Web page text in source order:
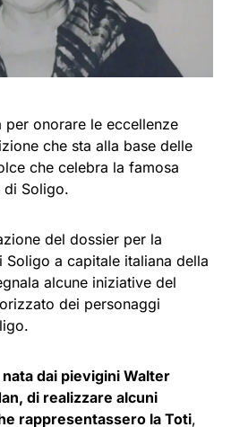
onorare le eccellenze
che sta alla base delle
che celebra la famosa
di Soligo.
del dossier per la
a capitale italiana della
alcune iniziative del
dei personaggi
nata dai pievigini Walter
di realizzare alcuni
rappresentassero la Toti,